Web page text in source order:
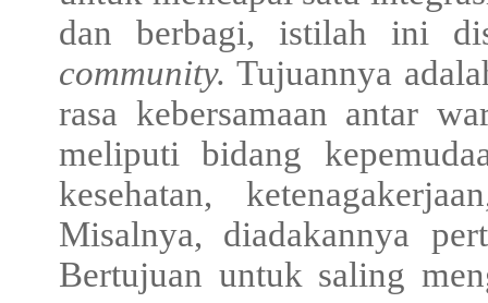
dan berbagi, istilah ini
community.Tujuannya
rasa kebersamaan antar
meliputi bidang
kesehatan,
Misalnya, diadakannya
Bertujuan untuk saling